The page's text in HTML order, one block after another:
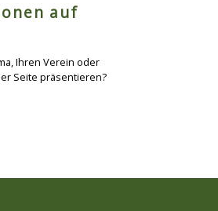
auf
Ihren Verein oder
Seite präsentieren?